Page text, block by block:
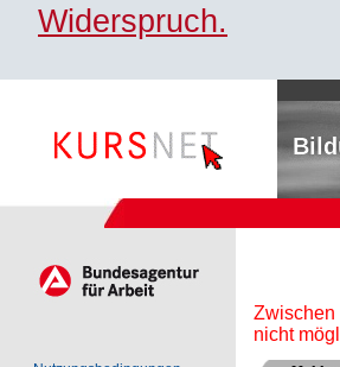
Widerspruch.
Zwischen
nicht